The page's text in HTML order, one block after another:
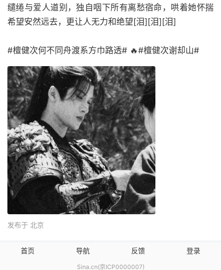
缱绻与爱人道别，独自咽下所有离愁宿命，哄着她怀揣
希望安然远去，更让人无力和绝望[泪][泪][泪]
#檀健次何不同舟渡系方巾路透# 🔥#檀健次谢却山#
发布于 北京
首页 导航 反馈 登录
Sina.cn(京ICP0000007)